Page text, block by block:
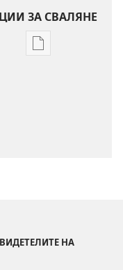
ЗА СВАЛЯНЕ
Опции
в
НА